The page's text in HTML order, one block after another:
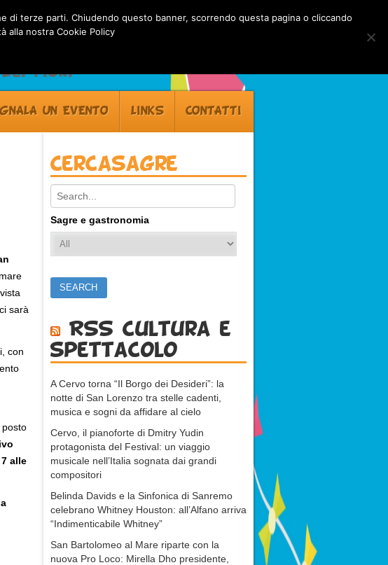
Fiori
UN EVENTO LINKS CONTATTI
sarà
con
posto
alle
Cercasagre
Search:
Sagre e gastronomia
RSS cultura e
spettacolo
A Cervo torna “Il Borgo dei Desideri”: la
notte di San Lorenzo tra stelle cadenti,
musica e sogni da affidare al cielo
Cervo, il pianoforte di Dmitry Yudin
protagonista del Festival: un viaggio
musicale nell’Italia sognata dai grandi
compositori
Belinda Davids e la Sinfonica di Sanremo
celebrano Whitney Houston: all’Alfano arriva
“Indimenticabile Whitney”
San Bartolomeo al Mare riparte con la
nuova Pro Loco: Mirella Dho presidente,
terze parti. Chiudendo questo banner, scorrendo questa pagina o cliccando
alla nostra Cookie Policy